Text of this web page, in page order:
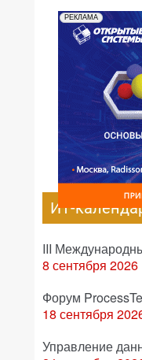
РЕКЛАМА
ИТ-
III
8 сентября 2026
Форум
18 сентября
Управление